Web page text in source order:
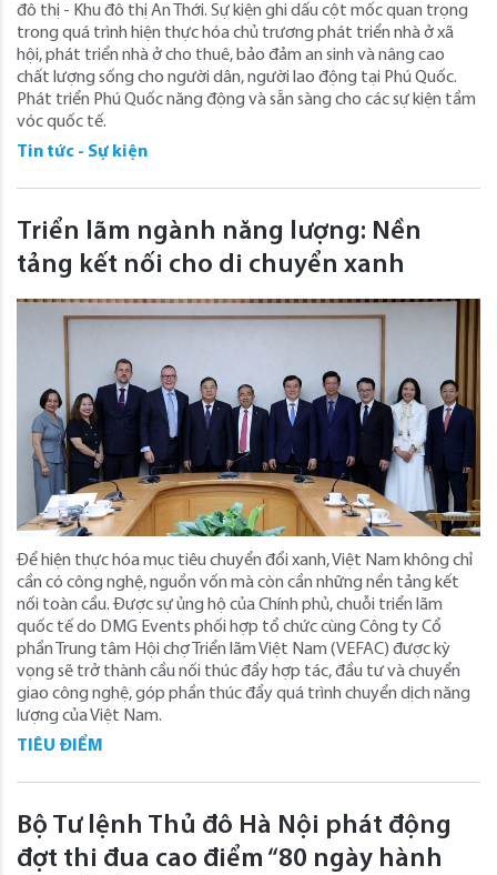
đô thị - Khu đô thị An Thới. Sự kiện ghi dấu cột mốc quan trọng
trong quá trình hiện thực hóa chủ trương phát triển nhà ở xã
hội, phát triển nhà ở cho thuê, bảo đảm an sinh và nâng cao
chất lượng sống cho người dân, người lao động tại Phú Quốc.
Phát triển Phú Quốc năng động và sẵn sàng cho các sự kiện tầm
vóc quốc tế.
Tin tức - Sự kiện
Triển lãm ngành năng lượng: Nền
tảng kết nối cho di chuyển xanh
Để hiện thực hóa mục tiêu chuyển đổi xanh, Việt Nam không chỉ
cần có công nghệ, nguồn vốn mà còn cần những nền tảng kết
nối toàn cầu. Được sự ủng hộ của Chính phủ, chuỗi triển lãm
quốc tế do DMG Events phối hợp tổ chức cùng Công ty Cổ
phần Trung tâm Hội chợ Triển lãm Việt Nam (VEFAC) được kỳ
vọng sẽ trở thành cầu nối thúc đẩy hợp tác, đầu tư và chuyển
giao công nghệ, góp phần thúc đẩy quá trình chuyển dịch năng
lượng của Việt Nam.
TIÊU ĐIỂM
Bộ Tư lệnh Thủ đô Hà Nội phát động
đợt thi đua cao điểm “80 ngày hành